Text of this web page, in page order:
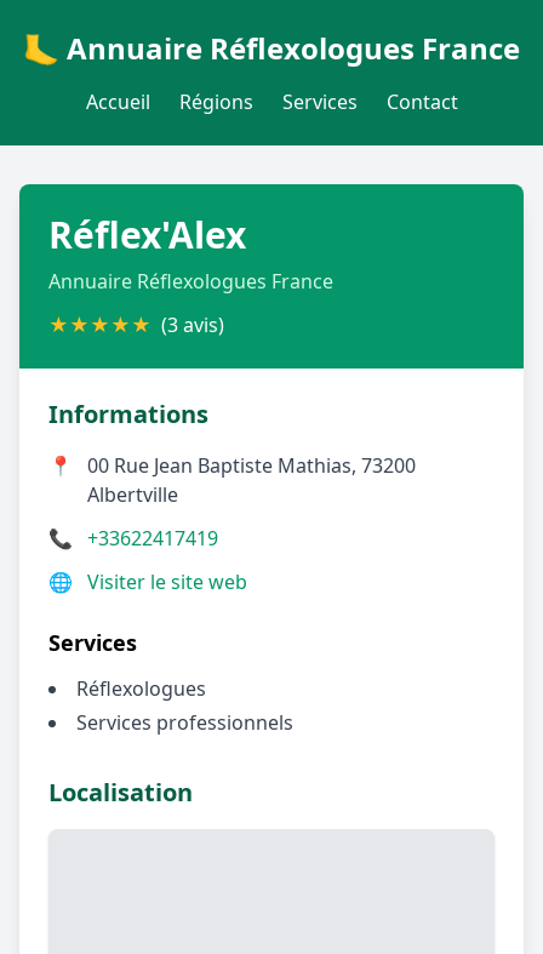
🦶 Annuaire Réflexologues France
Accueil Régions Services Contact
Réflex'Alex
Annuaire Réflexologues France
★★★★★ (3 avis)
Informations
📍
00 Rue Jean Baptiste Mathias, 73200
Albertville
📞 +33622417419
🌐 Visiter le site web
Services
Réflexologues
Services professionnels
Localisation